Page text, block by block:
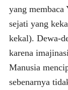
yang membaca
sejati yang
kekal). Dewa-
karena
Manusia
sebenarnya